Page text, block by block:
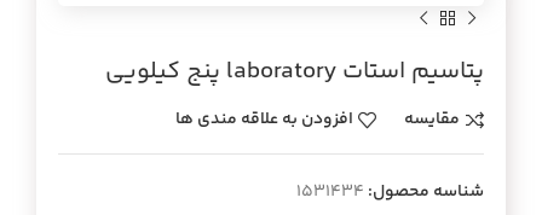
پتاسيم استات laboratory پنج كيلويي
مقایسه افزودن به علاقه مندی ها
شناسه محصول: 1531434